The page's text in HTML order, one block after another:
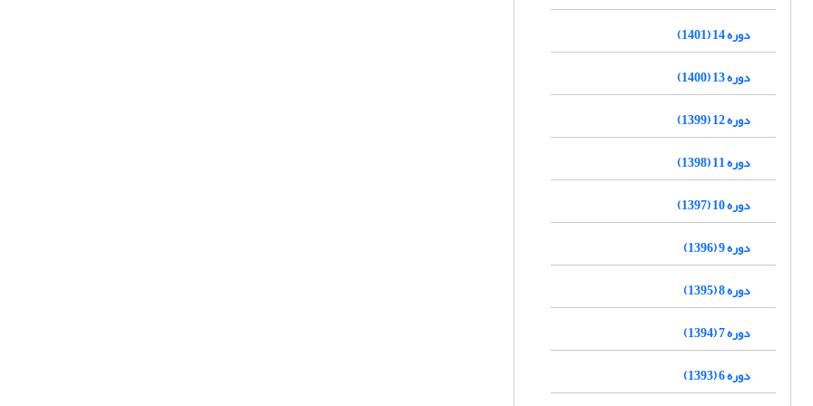
دوره 14 (1401)
دوره 13 (1400)
دوره 12 (1399)
دوره 11 (1398)
دوره 10 (1397)
دوره 9 (1396)
دوره 8 (1395)
دوره 7 (1394)
دوره 6 (1393)